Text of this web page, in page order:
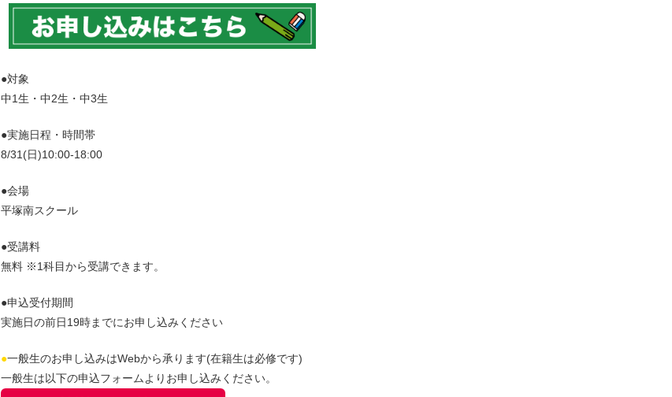
●対象
中1生・中2生・中3生
●実施日程・時間帯
8/31(日)10:00-18:00
●会場
平塚南スクール
●受講料
無料 ※1科目から受講できます。
●申込受付期間
実施日の前日19時までにお申し込みください
●一般生のお申し込みはWebから承ります(在籍生は必修です)
一般生は以下の申込フォームよりお申し込みください。